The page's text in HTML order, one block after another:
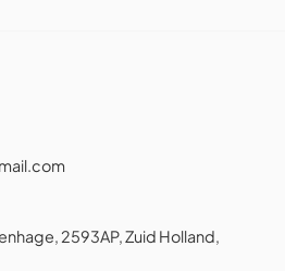
2593AP, Zuid Holland,